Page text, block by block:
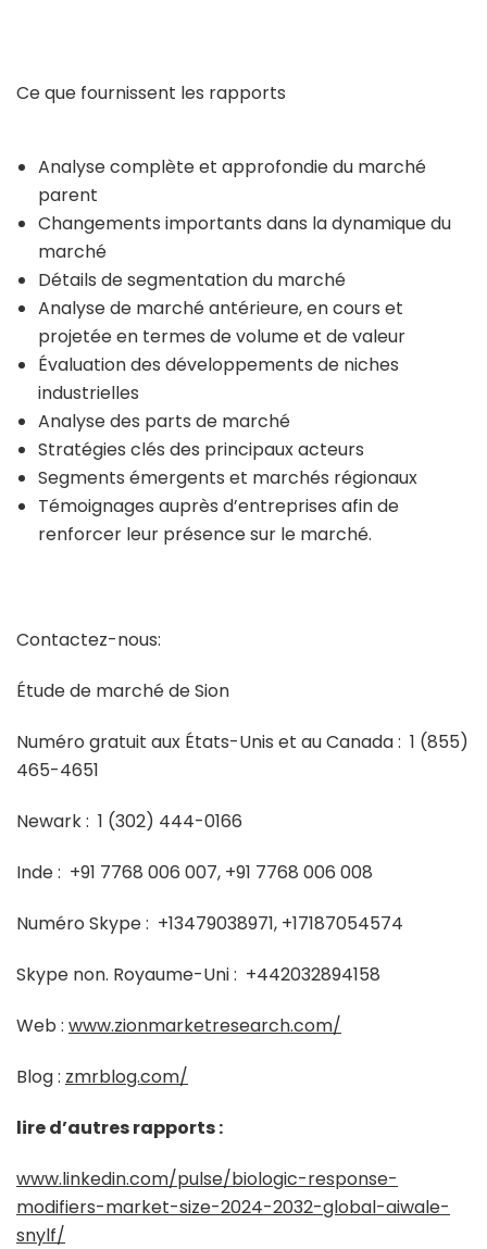
Ce que fournissent les rapports
Analyse complète et approfondie du marché
parent
Changements importants dans la dynamique du
marché
Détails de segmentation du marché
Analyse de marché antérieure, en cours et
projetée en termes de volume et de valeur
Évaluation des développements de niches
industrielles
Analyse des parts de marché
Stratégies clés des principaux acteurs
Segments émergents et marchés régionaux
Témoignages auprès d’entreprises afin de
renforcer leur présence sur le marché.
Contactez-nous:
Étude de marché de Sion
Numéro gratuit aux États-Unis et au Canada : 1 (855)
465-4651
Newark : 1 (302) 444-0166
Inde : +91 7768 006 007, +91 7768 006 008
Numéro Skype : +13479038971, +17187054574
Skype non. Royaume-Uni : +442032894158
Web : www.zionmarketresearch.com/
Blog : zmrblog.com/
lire d’autres rapports :
www.linkedin.com/pulse/biologic-response-
modifiers-market-size-2024-2032-global-aiwale-
snylf/